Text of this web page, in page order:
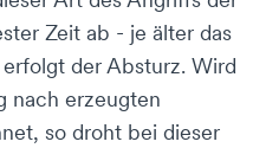
Zeit ab - je älter das
der Absturz. Wird
nach erzeugten
so droht bei dieser